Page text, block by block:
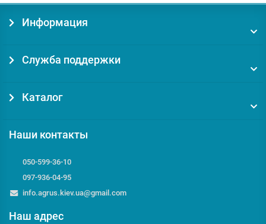
Информация
Служба поддержки
Каталог
Наши контакты
050-599-36-10
097-936-04-95
info.agrus.kiev.ua@gmail.com
Наш адрес